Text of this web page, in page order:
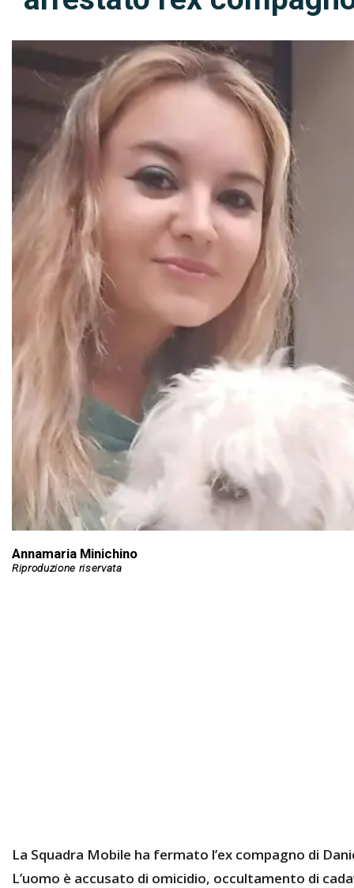
Annamaria Minichino
La Squadra Mobile ha fermato l’ex compagno di
L’uomo è accusato di omicidio, occultamento di